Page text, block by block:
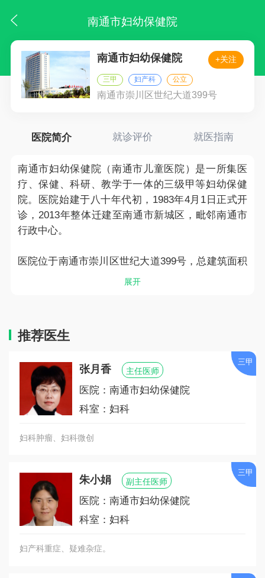
南通市妇幼保健院
南通市妇幼保健院 +关注
三甲 妇产科 公立
南通市崇川区世纪大道399号
医院简介 就诊评价 就医指南
南通市妇幼保健院（南通市儿童医院）是一所集医
疗、保健、科研、教学于一体的三级甲等妇幼保健
院。医院始建于八十年代初，1983年4月1日正式开
诊，2013年整体迁建至南通市新城区，毗邻南通市
行政中心。
医院位于南通市崇川区世纪大道399号，总建筑面积
59000平方米。医院设有27个临床保健医技一级科室
医院综合实力雄厚，专科特色明显。目前医院有江
苏省妇幼保健重点学科3个：产科学、新生儿医学、
儿童保健科。市级临床医学中心建设单位1个（产前
诊断中心）。市级重点学科2个（生殖医学中心、新
生儿科）。市级临床重点专科12个（产科、病理产
科、微创妇科、新生儿科、生殖健康与不孕不育、
理），市级医学创新团队4个（儿童康复、中西医结
合乳腺疾病、小儿外科、妇产科护理）。是国家住
院医师规范化培训协同基地、江苏省新生儿疾病筛
查南通分中心、江苏省产前诊断筛查南通分中心、
江苏省新生儿危急重症救治中心、南通市孕产妇和
训基地、南通市助产专科护士培训基地、南通市儿
展开
推荐医生
张月香 主任医师
医院：南通市妇幼保健院
科室：妇科
妇科肿瘤、妇科微创
三甲
朱小娟 副主任医师
医院：南通市妇幼保健院
科室：妇科
妇产科重症、疑难杂症。
三甲